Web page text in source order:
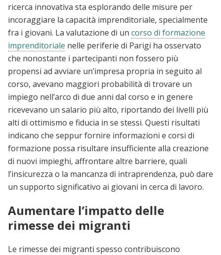
ricerca innovativa sta esplorando delle misure per
incoraggiare la capacità imprenditoriale, specialmente
fra i giovani. La valutazione di un corso di formazione
imprenditoriale nelle periferie di Parigi ha osservato
che nonostante i partecipanti non fossero più
propensi ad avviare un’impresa propria in seguito al
corso, avevano maggiori probabilità di trovare un
impiego nell’arco di due anni dal corso e in genere
ricevevano un salario più alto, riportando dei livelli più
alti di ottimismo e fiducia in se stessi. Questi risultati
indicano che seppur fornire informazioni e corsi di
formazione possa risultare insufficiente alla creazione
di nuovi impieghi, affrontare altre barriere, quali
l’insicurezza o la mancanza di intraprendenza, può dare
un supporto significativo ai giovani in cerca di lavoro.
Aumentare l’impatto delle
rimesse dei migranti
Le rimesse dei migranti spesso contribuiscono